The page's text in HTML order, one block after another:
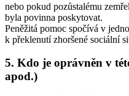
nebo pokud pozůstalému
byla povinna poskytovat.
Peněžitá pomoc spočívá v
k překlenutí zhoršené sociální
5. Kdo je oprávněn v
apod.)